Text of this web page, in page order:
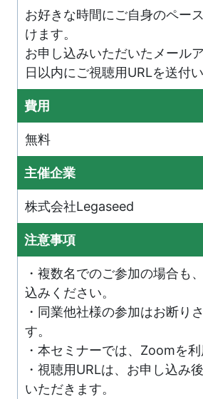
お好きな時間にご自身のペー
けます。
お申し込みいただいたメール
日以内にご視聴用URLを送付い
費用
無料
主催企業
株式会社Legaseed
注意事項
・複数名でのご参加の場合も
込みください。
・同業他社様の参加はお断り
す。
・本セミナーでは、Zoomを利
・視聴用URLは、お申し込み
いただきます。